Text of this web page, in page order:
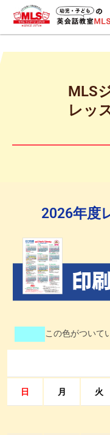
MLS
レッ
2026年度
この色がついて
日 月 火